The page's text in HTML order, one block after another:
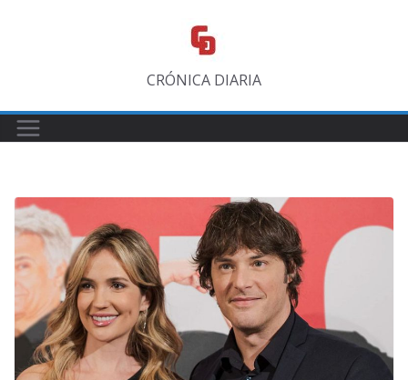
CRÓNICA DIARIA